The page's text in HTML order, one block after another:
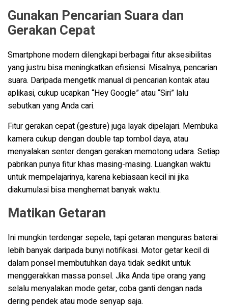
Gunakan Pencarian Suara dan
Gerakan Cepat
Smartphone modern dilengkapi berbagai fitur aksesibilitas
yang justru bisa meningkatkan efisiensi. Misalnya, pencarian
suara. Daripada mengetik manual di pencarian kontak atau
aplikasi, cukup ucapkan “Hey Google” atau “Siri” lalu
sebutkan yang Anda cari.
Fitur gerakan cepat (gesture) juga layak dipelajari. Membuka
kamera cukup dengan double tap tombol daya, atau
menyalakan senter dengan gerakan memotong udara. Setiap
pabrikan punya fitur khas masing-masing. Luangkan waktu
untuk mempelajarinya, karena kebiasaan kecil ini jika
diakumulasi bisa menghemat banyak waktu.
Matikan Getaran
Ini mungkin terdengar sepele, tapi getaran menguras baterai
lebih banyak daripada bunyi notifikasi. Motor getar kecil di
dalam ponsel membutuhkan daya tidak sedikit untuk
menggerakkan massa ponsel. Jika Anda tipe orang yang
selalu menyalakan mode getar, coba ganti dengan nada
dering pendek atau mode senyap saja.